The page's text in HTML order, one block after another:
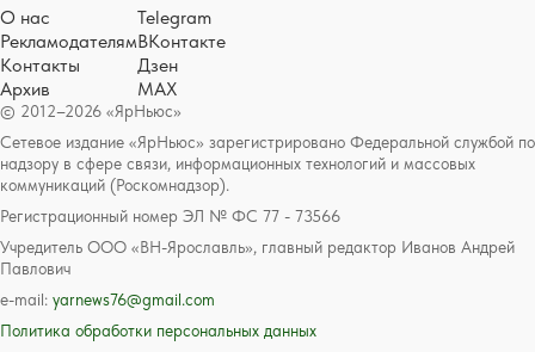
© 2012–2026 «ЯрНьюс»
Сетевое издание «ЯрНьюс» зарегистрировано Федеральной службой по
надзору в сфере связи, информационных технологий и массовых
коммуникаций (Роскомнадзор).
Регистрационный номер ЭЛ № ФС 77 - 73566
Учредитель ООО «ВН-Ярославль», главный редактор Иванов Андрей
Павлович
e-mail: yarnews76@gmail.com
Политика обработки персональных данных
О нас
Рекламодателям
Контакты
Архив
Telegram
ВКонтакте
Дзен
MAX